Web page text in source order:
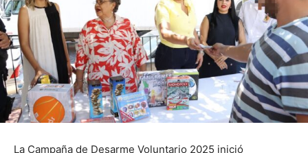
La Campaña de Desarme Voluntario 2025 inició